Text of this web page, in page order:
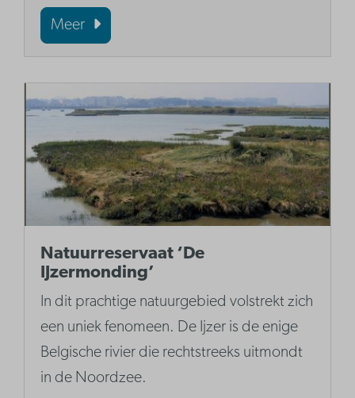
Meer
Natuurreservaat ‘De
IJzermonding’
In dit prachtige natuurgebied volstrekt zich
een uniek fenomeen. De Ijzer is de enige
Belgische rivier die rechtstreeks uitmondt
in de Noordzee.